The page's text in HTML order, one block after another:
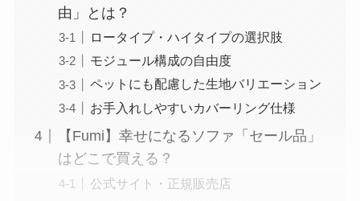
由」とは？
ロータイプ・ハイタイプの選択肢
モジュール構成の自由度
ペットにも配慮した生地バリエーション
お手入れしやすいカバーリング仕様
【Fumi】幸せになるソファ「セール品」
はどこで買える？
公式サイト・正規販売店